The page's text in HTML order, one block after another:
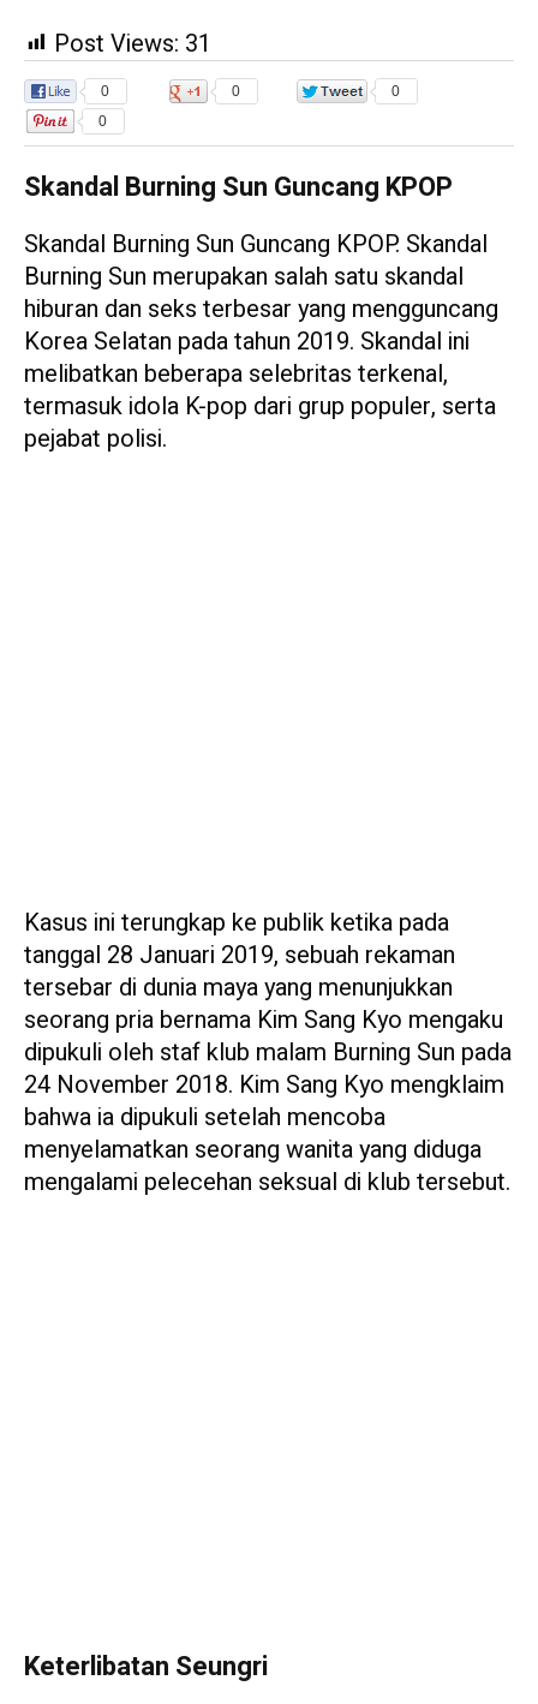
Post Views: 31
0 0
0
0
Skandal Burning Sun Guncang KPOP
Skandal Burning Sun Guncang KPOP. Skandal
Burning Sun merupakan salah satu skandal
hiburan dan seks terbesar yang mengguncang
Korea Selatan pada tahun 2019. Skandal ini
melibatkan beberapa selebritas terkenal,
termasuk idola K-pop dari grup populer, serta
pejabat polisi.
Kasus ini terungkap ke publik ketika pada
tanggal 28 Januari 2019, sebuah rekaman
tersebar di dunia maya yang menunjukkan
seorang pria bernama Kim Sang Kyo mengaku
dipukuli oleh staf klub malam Burning Sun pada
24 November 2018. Kim Sang Kyo mengklaim
bahwa ia dipukuli setelah mencoba
menyelamatkan seorang wanita yang diduga
mengalami pelecehan seksual di klub tersebut.
Keterlibatan Seungri